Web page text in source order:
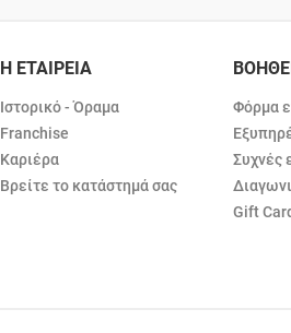
Η ΕΤΑΙΡΕΙΑ
Ιστορικό - Όραμα
Franchise
Καριέρα
Βρείτε το κατάστημά σας
Φόρμα
Συχνές
Gift